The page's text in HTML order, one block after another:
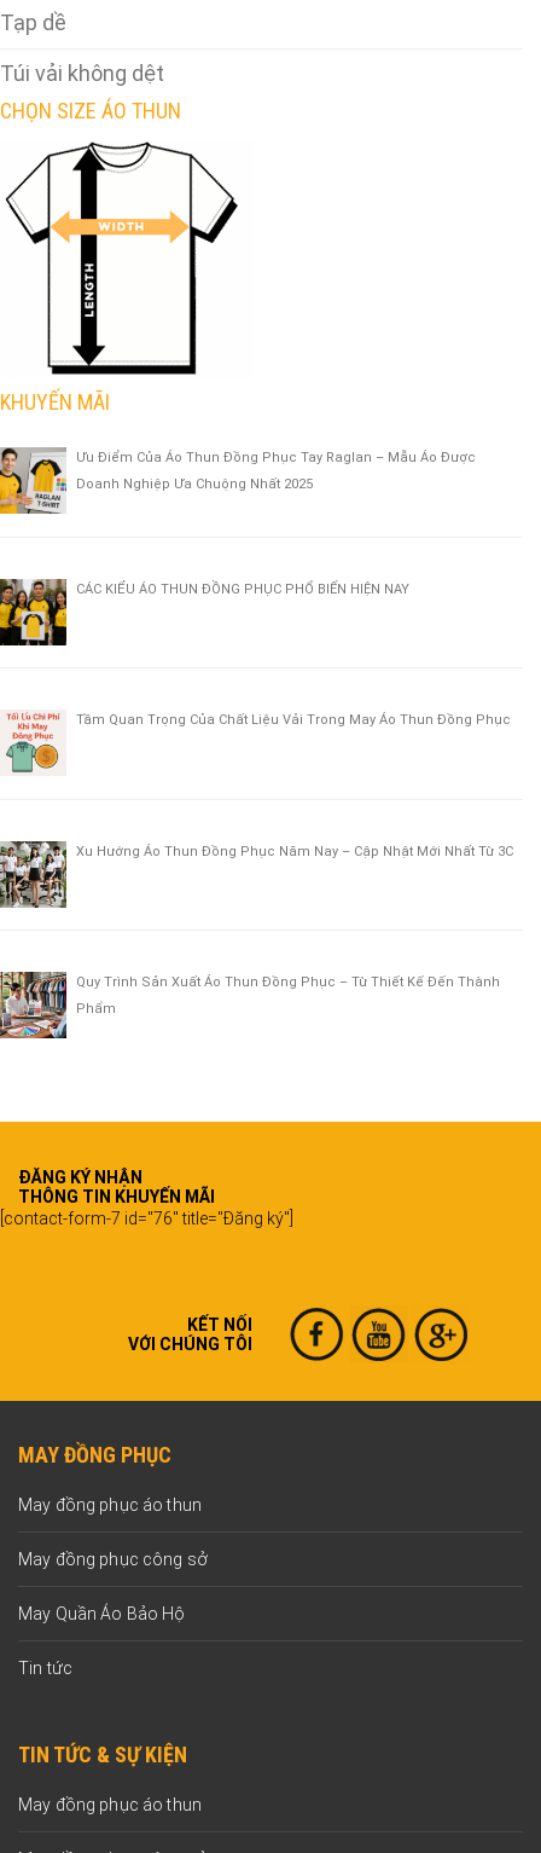
Tạp dề
Túi vải không dệt
CHỌN SIZE ÁO THUN
KHUYẾN MÃI
Ưu Điểm Của Áo Thun Đồng Phục Tay Raglan – Mẫu Áo Được
Doanh Nghiệp Ưa Chuộng Nhất 2025
CÁC KIỂU ÁO THUN ĐỒNG PHỤC PHỔ BIẾN HIỆN NAY
Tầm Quan Trọng Của Chất Liệu Vải Trong May Áo Thun Đồng Phục
Xu Hướng Áo Thun Đồng Phục Năm Nay – Cập Nhật Mới Nhất Từ 3C
Quy Trình Sản Xuất Áo Thun Đồng Phục – Từ Thiết Kế Đến Thành
Phẩm
ĐĂNG KÝ NHẬN
THÔNG TIN KHUYẾN MÃI
[contact-form-7 id="76" title="Đăng ký"]
KẾT NỐI
VỚI CHÚNG TÔI
MAY ĐỒNG PHỤC
May đồng phục áo thun
May đồng phục công sở
May Quần Áo Bảo Hộ
Tin tức
TIN TỨC & SỰ KIỆN
May đồng phục áo thun